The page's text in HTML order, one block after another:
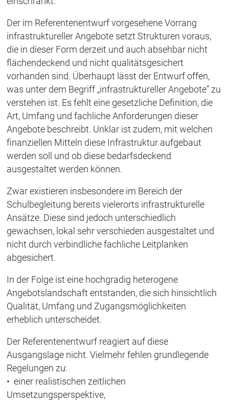
Der im Referentenentwurf vorgesehene Vorrang
infrastruktureller Angebote setzt Strukturen voraus,
die in dieser Form derzeit und auch absehbar nicht
flächendeckend und nicht qualitätsgesichert
vorhanden sind. Überhaupt lässt der Entwurf offen,
was unter dem Begriff „infrastruktureller Angebote” zu
verstehen ist. Es fehlt eine gesetzliche Definition, die
Art, Umfang und fachliche Anforderungen dieser
Angebote beschreibt. Unklar ist zudem, mit welchen
finanziellen Mitteln diese Infrastruktur aufgebaut
werden soll und ob diese bedarfsdeckend
ausgestaltet werden können.
Zwar existieren insbesondere im Bereich der
Schulbegleitung bereits vielerorts infrastrukturelle
Ansätze. Diese sind jedoch unterschiedlich
gewachsen, lokal sehr verschieden ausgestaltet und
nicht durch verbindliche fachliche Leitplanken
abgesichert.
In der Folge ist eine hochgradig heterogene
Angebotslandschaft entstanden, die sich hinsichtlich
Qualität, Umfang und Zugangsmöglichkeiten
erheblich unterscheidet.
Der Referentenentwurf reagiert auf diese
Ausgangslage nicht. Vielmehr fehlen grundlegende
Regelungen zu:
• einer realistischen zeitlichen
Umsetzungsperspektive,